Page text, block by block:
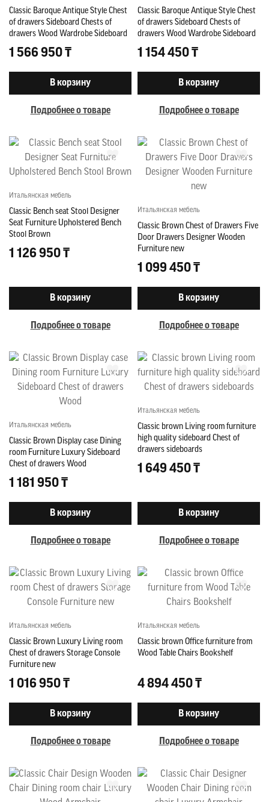
Classic Baroque Antique Style Chest
of drawers Sideboard Chests of
drawers Wood Wardrobe Sideboard
1 566 950 ₸
В корзину
Подробнее о товаре
Classic Baroque Antique Style Chest
of drawers Sideboard Chests of
drawers Wood Wardrobe Sideboard
1 154 450 ₸
В корзину
Подробнее о товаре
Итальянская мебель
Classic Bench seat Stool Designer
Seat Furniture Upholstered Bench
Stool Brown
1 126 950 ₸
В корзину
Подробнее о товаре
Итальянская мебель
Classic Brown Chest of Drawers Five
Door Drawers Designer Wooden
Furniture new
1 099 450 ₸
В корзину
Подробнее о товаре
Итальянская мебель
Classic Brown Display case Dining
room Furniture Luxury Sideboard
Chest of drawers Wood
1 181 950 ₸
В корзину
Подробнее о товаре
Итальянская мебель
Classic brown Living room furniture
high quality sideboard Chest of
drawers sideboards
1 649 450 ₸
В корзину
Подробнее о товаре
Итальянская мебель
Classic Brown Luxury Living room
Chest of drawers Storage Console
Furniture new
1 016 950 ₸
В корзину
Подробнее о товаре
Итальянская мебель
Classic brown Office furniture from
Wood Table Chairs Bookshelf
4 894 450 ₸
В корзину
Подробнее о товаре